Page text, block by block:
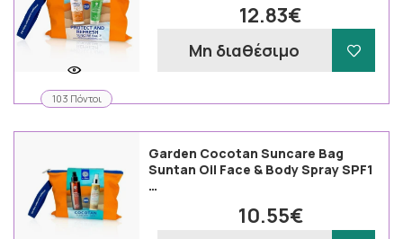
103 Πόντοι
12.83€
Μη διαθέσιμο
Garden Cocotan Suncare Bag
Suntan Oil Face & Body Spray SPF1
…
10.55€